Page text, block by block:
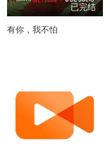
已完结
有你，我不怕